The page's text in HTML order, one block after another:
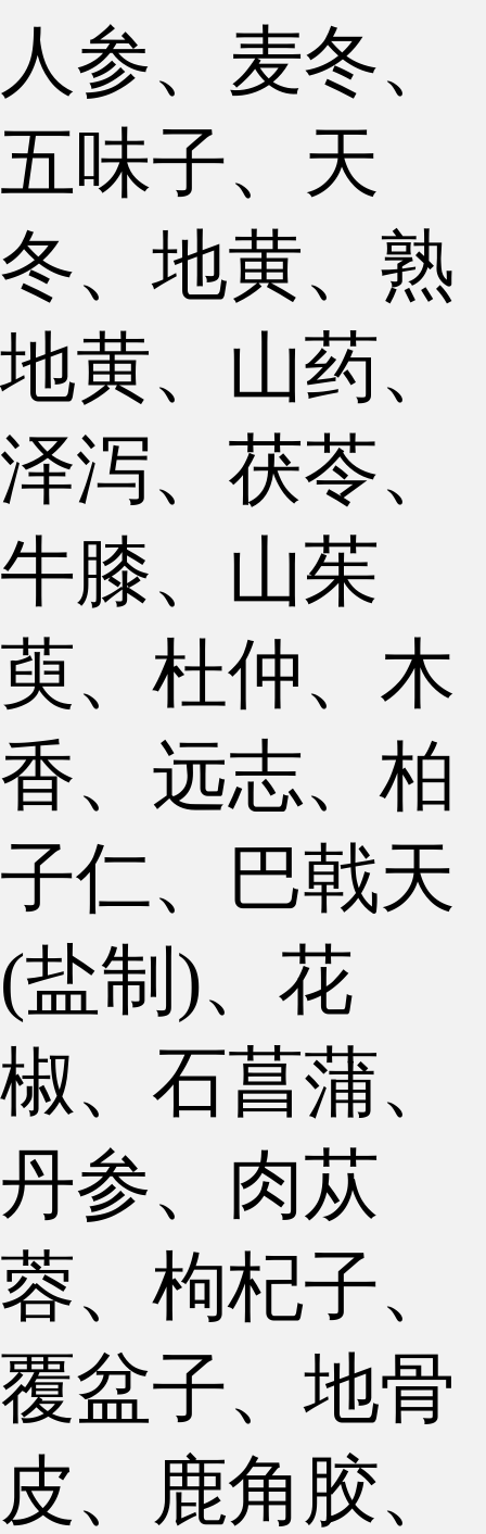
人参、麦冬、
五味子、天
冬、地黄、熟
地黄、山药、
泽泻、茯苓、
牛膝、山茱
萸、杜仲、木
香、远志、柏
子仁、巴戟天
(盐制)、花
椒、石菖蒲、
丹参、肉苁
蓉、枸杞子、
覆盆子、地骨
皮、鹿角胶、